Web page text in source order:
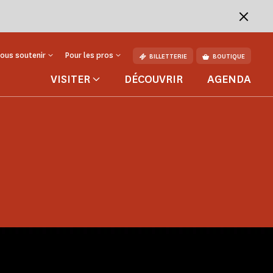
soutenir Pour les pros BILLETTERIE BOUTIQUE
VISITER DÉCOUVRIR AGENDA